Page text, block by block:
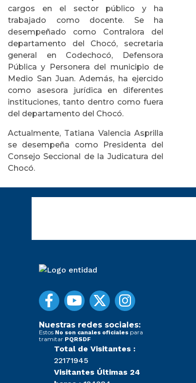
cargos en el sector público y ha
trabajado como docente. Se ha
desempeñado como Contralora del
departamento del Chocó, secretaria
general en Codechocó, Defensora
Pública y Personera del municipio de
Medio San Juan. Además, ha ejercido
como asesora jurídica en diferentes
instituciones, tanto dentro como fuera
del departamento del Chocó.
Actualmente, Tatiana Valencia Asprilla
se desempeña como Presidenta del
Consejo Seccional de la Judicatura del
Chocó.
Nuestras redes sociales:
Estos No son canales oficiales para
tramitar PQRSDF
Total de Visitantes :
22171945
Visitantes Últimas 24